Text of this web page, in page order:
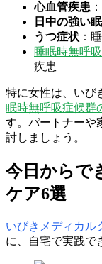
心血管疾患
日中の強い
うつ症状 ：
睡眠時無呼
疾患
特に女性は、いび
眠時無呼吸症候群
す。パートナーや
討しましょう。
今日からで
ケア6選
いびきメディカル
に、自宅で実践で